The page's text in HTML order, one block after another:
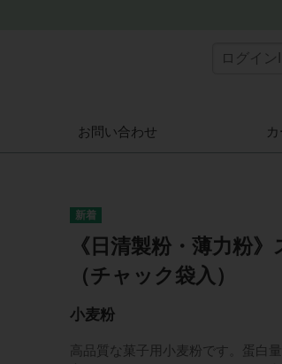
お問い合わせ
《日清製粉・薄力粉
（チャック袋入）
小麦粉
高品質な菓子用小麦粉です。蛋白